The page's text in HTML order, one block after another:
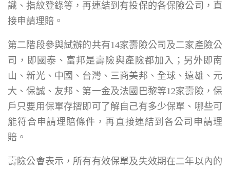
識、指紋登錄等，再連結到有投保的各保險公司，直
接申請理賠。
第二階段參與試辦的共有14家壽險公司及二家產險公
司，即國泰、富邦是壽險與產險都加入；另外即南
山、新光、中國、台灣、三商美邦、全球、遠雄、元
大、保誠、友邦、第一金及法國巴黎等12家壽險，保
戶只要用保單存摺即可了解自己有多少保單、哪些可
能符合申請理賠條件，再直接連結到各公司申請理
賠。
壽險公會表示，所有有效保單及失效期在二年以內的